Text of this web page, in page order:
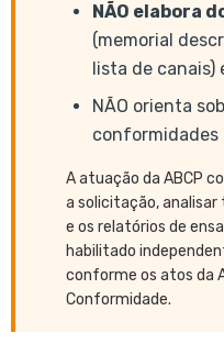
NÃO elabora
(memorial
lista de
NÃO orienta
conformidades
A atuação da ABCP
a solicitação,
e os relatórios de
habilitado
conforme os atos da
Conformidade.